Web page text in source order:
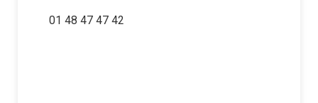
01 48 47 47 42